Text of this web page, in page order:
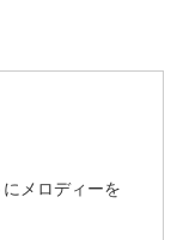
メロディーを